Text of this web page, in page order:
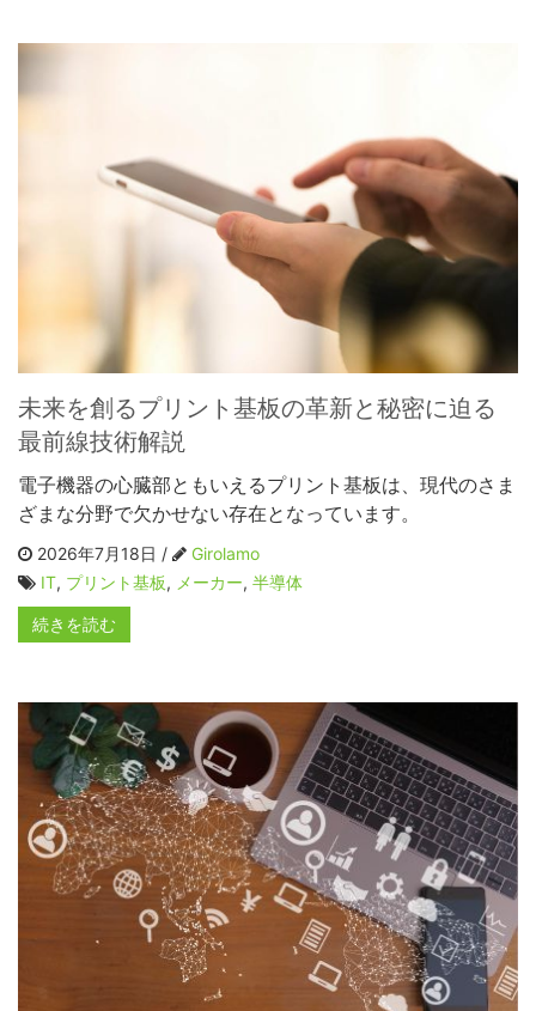
未来を創るプリント基板の革新と秘密に迫る
最前線技術解説
電子機器の心臓部ともいえるプリント基板は、現代のさま
ざまな分野で欠かせない存在となっています。
2026年7月18日 /
Girolamo
IT, プリント基板, メーカー, 半導体
続きを読む